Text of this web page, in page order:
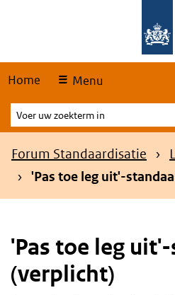
Home Menu
Voer
uw
zoekterm
Kruimelpad
Forum Standaardisatie
'Pas toe leg uit'-
'Pas toe leg
(verplicht)